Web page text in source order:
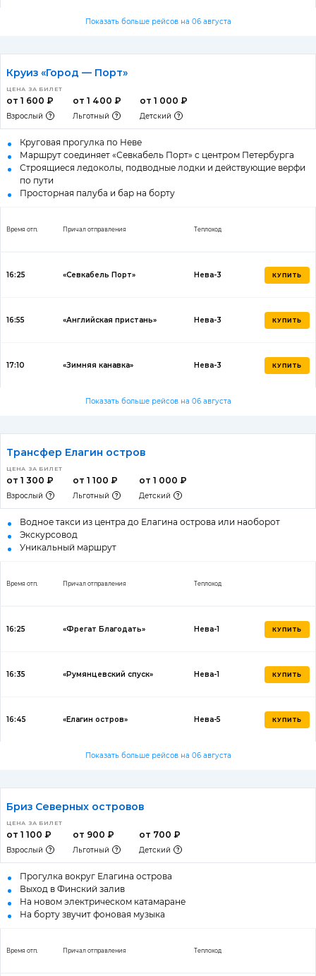
Показать больше рейсов на 06 августа
Круиз «Город — Порт»
ЦЕНА ЗА БИЛЕТ
от 1 600 ₽
Взрослый
от 1 400 ₽
Льготный
от 1 000 ₽
Детский
Круговая прогулка по Неве
Маршрут соединяет «Севкабель Порт» с центром Петербурга
Строящиеся ледоколы, подводные лодки и действующие верфи
по пути
Просторная палуба и бар на борту
Время отп. Причал отправления Теплоход
16:25 «Севкабель Порт» Нева-3 КУПИТЬ
16:55 «Английская пристань» Нева-3 КУПИТЬ
17:10 «Зимняя канавка» Нева-3 КУПИТЬ
Показать больше рейсов на 06 августа
Трансфер Елагин остров
ЦЕНА ЗА БИЛЕТ
от 1 300 ₽
Взрослый
от 1 100 ₽
Льготный
от 1 000 ₽
Детский
Водное такси из центра до Елагина острова или наоборот
Экскурсовод
Уникальный маршрут
Время отп. Причал отправления Теплоход
16:25 «Фрегат Благодать» Нева-1 КУПИТЬ
16:35 «Румянцевский спуск» Нева-1 КУПИТЬ
16:45 «Елагин остров» Нева-5 КУПИТЬ
Показать больше рейсов на 06 августа
Бриз Северных островов
ЦЕНА ЗА БИЛЕТ
от 1 100 ₽
Взрослый
от 900 ₽
Льготный
от 700 ₽
Детский
Прогулка вокруг Елагина острова
Выход в Финский залив
На новом электрическом катамаране
На борту звучит фоновая музыка
Время отп. Причал отправления Теплоход